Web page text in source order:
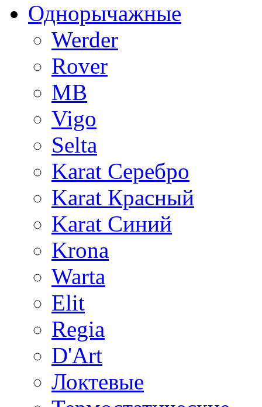
Однорычажные
Werder
Rover
MB
Vigo
Selta
Karat Серебро
Karat Красный
Karat Синий
Krona
Warta
Elit
Regia
D'Art
Локтевые